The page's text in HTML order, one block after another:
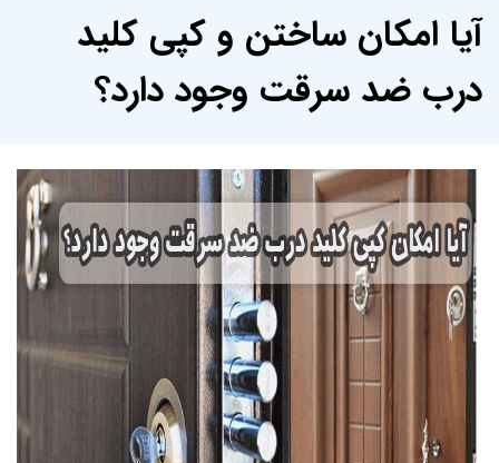
آیا امکان ساختن و کپی کلید
درب ضد سرقت وجود دارد؟